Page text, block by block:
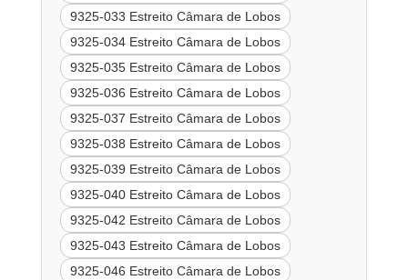
9325-033 Estreito Câmara de Lobos
9325-034 Estreito Câmara de Lobos
9325-035 Estreito Câmara de Lobos
9325-036 Estreito Câmara de Lobos
9325-037 Estreito Câmara de Lobos
9325-038 Estreito Câmara de Lobos
9325-039 Estreito Câmara de Lobos
9325-040 Estreito Câmara de Lobos
9325-042 Estreito Câmara de Lobos
9325-043 Estreito Câmara de Lobos
9325-046 Estreito Câmara de Lobos